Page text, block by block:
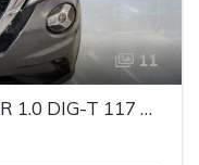
11
NISSAN JUKE 5P CROSSOVER 1.0 DIG-T 117 N-CONNECTA DCT